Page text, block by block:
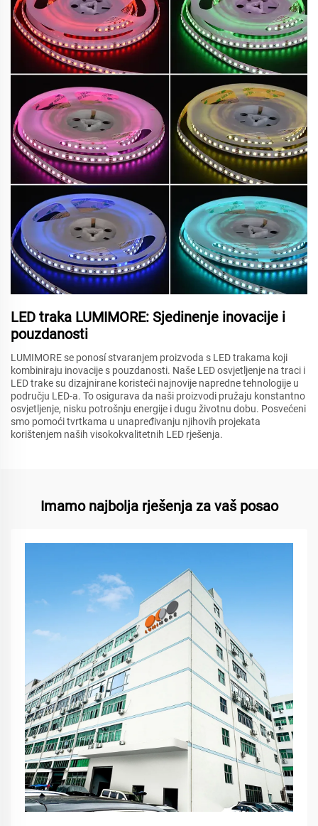
LED traka LUMIMORE: Sjedinenje inovacije i
pouzdanosti
LUMIMORE se ponosí stvaranjem proizvoda s LED trakama koji
kombiniraju inovacije s pouzdanosti. Naše LED osvjetljenje na traci i
LED trake su dizajnirane koristeći najnovije napredne tehnologije u
području LED-a. To osigurava da naši proizvodi pružaju konstantno
osvjetljenje, nisku potrošnju energije i dugu životnu dobu. Posvećeni
smo pomoći tvrtkama u unapređivanju njihovih projekata
korištenjem naših visokokvalitetnih LED rješenja.
Imamo najbolja rješenja za vaš posao